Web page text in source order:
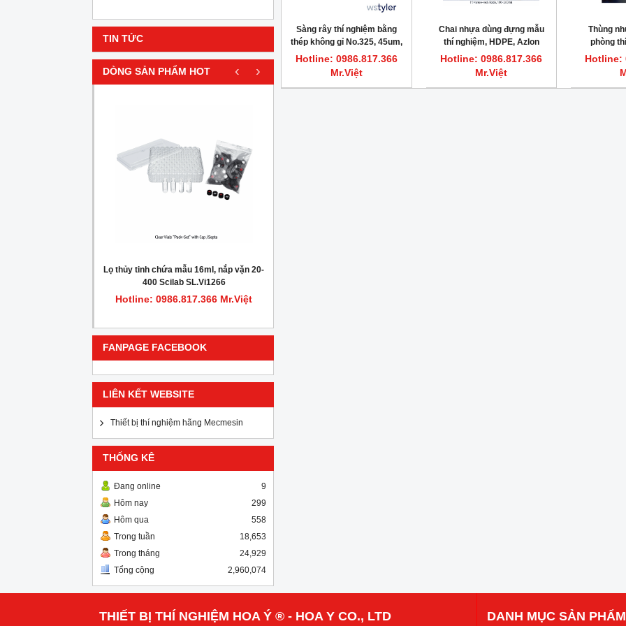
TIN TỨC
DÒNG SẢN PHẨM HOT
Lọ thủy tinh chứa mẫu 16ml, nắp vặn 20-
400 Scilab SL.Vi1266
Hotline: 0986.817.366 Mr.Việt
‹ ›
FANPAGE FACEBOOK
LIÊN KẾT WEBSITE
Thiết bị thí nghiệm hãng Mecmesin
THỐNG KÊ
Đang online
9
Hôm nay
299
Hôm qua
558
Trong tuần
18,653
Trong tháng
24,929
Tổng cộng
2,960,074
Sàng rây thí nghiệm bằng
thép không gỉ No.325, 45um,
đường kính 200mm, Tyler
Hotline: 0986.817.366
Mr.Việt
Chai nhựa dùng đựng mẫu
thí nghiệm, HDPE, Azlon
Hotline: 0986.817.366
Mr.Việt
Thùng
phòng
HDPE, có
Hotline:
THIẾT BỊ THÍ NGHIỆM HOA Ý ® - HOA Y CO., LTD DANH MỤC SẢN PHẨM